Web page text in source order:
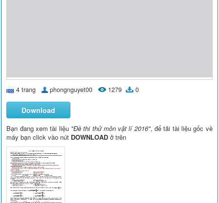
4 trang phongnguyet00 1279 0
Download
Bạn đang xem tài liệu "Đề thi thử môn vật lí 2016", để tải tài liệu gốc về
máy bạn click vào nút DOWNLOAD ở trên